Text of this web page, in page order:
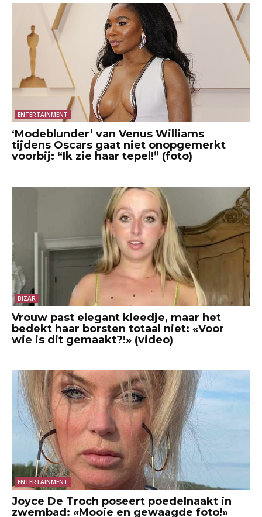
ENTERTAINMENT
‘Modeblunder’ van Venus Williams
tijdens Oscars gaat niet onopgemerkt
voorbij: “Ik zie haar tepel!” (foto)
BIZAR
Vrouw past elegant kleedje, maar het
bedekt haar borsten totaal niet: «Voor
wie is dit gemaakt?!» (video)
ENTERTAINMENT
Joyce De Troch poseert poedelnaakt in
zwembad: «Mooie en gewaagde foto!»